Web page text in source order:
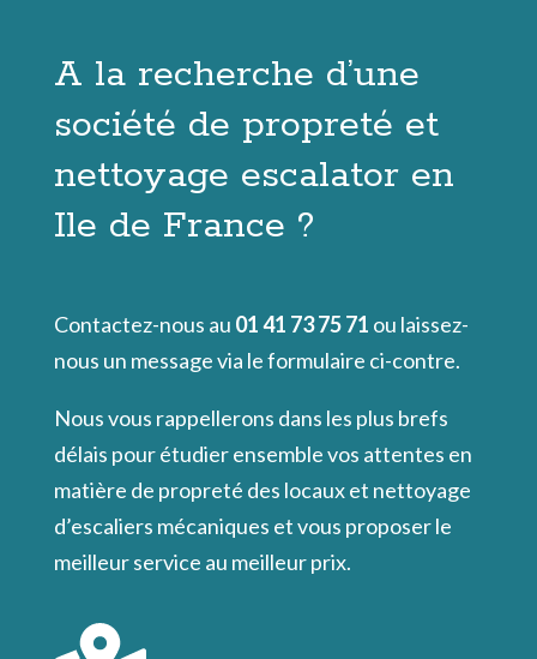
A la recherche d’une
société de propreté et
nettoyage escalator en
Ile de France ?
Contactez-nous au 01 41 73 75 71 ou laissez-
nous un message via le formulaire ci-contre.
Nous vous rappellerons dans les plus brefs
délais pour étudier ensemble vos attentes en
matière de propreté des locaux et nettoyage
d’escaliers mécaniques et vous proposer le
meilleur service au meilleur prix.